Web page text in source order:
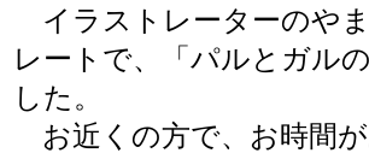
イラストレーターのや
レートで、「パルとガル
した。
お近くの方で、お時間